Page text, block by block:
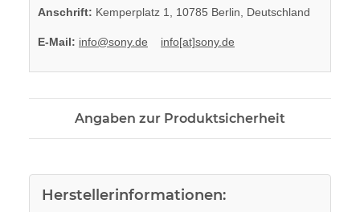
Anschrift: Kemperplatz 1, 10785 Berlin, Deutschland
E-Mail: info@sony.de info[at]sony.de
Angaben zur Produktsicherheit
Herstellerinformationen: